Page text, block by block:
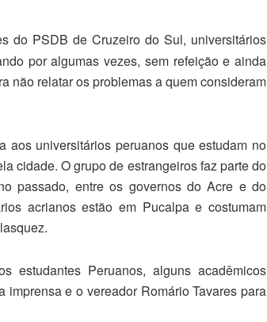
do PSDB de Cruzeiro do Sul, universitários
por algumas vezes, sem refeição e ainda
não relatar os problemas a quem consideram
aos universitários peruanos que estudam no
cidade. O grupo de estrangeiros faz parte do
passado, entre os governos do Acre e do
acrianos estão em Pucalpa e costumam
estudantes Peruanos, alguns acadêmicos
e o vereador Romário Tavares para